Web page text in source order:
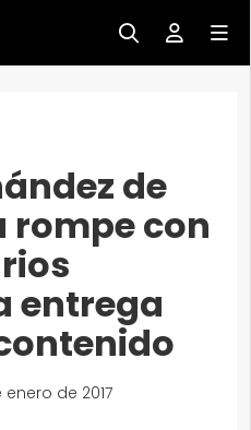
de
rompe con
entrega
enero de 2017